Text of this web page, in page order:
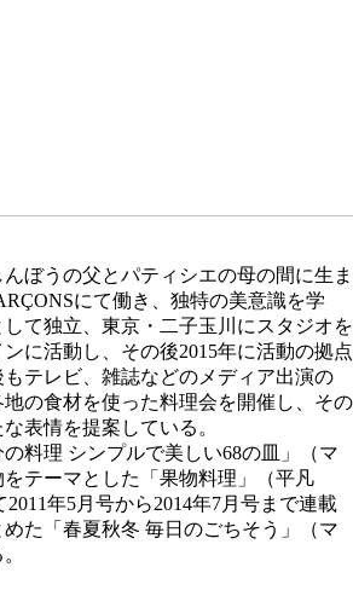
ぼうの父とパティシエの母の間に生ま
にて働き、独特の美意識を学
て独立、東京・二子玉川にスタジオを
に活動し、その後2015年に活動の拠点
テレビ、雑誌などのメディア出演の
の食材を使った料理会を開催し、その
表情を提案している。
料理 シンプルで美しい68の皿」（マ
テーマとした「果物料理」（平凡
年5月号から2014年7月号まで連載
た「春夏秋冬 毎日のごちそう」（マ